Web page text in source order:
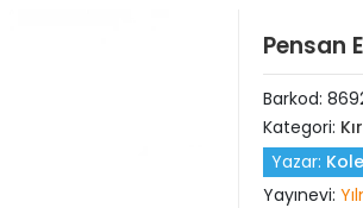
Pensan
Barkod:
Kategori:
Yazar:
Yayınevi: